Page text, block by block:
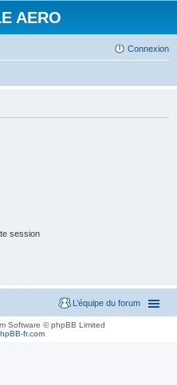
AERO
Connexion
session
L’équipe du forum
Software © phpBB Limited
fr.com